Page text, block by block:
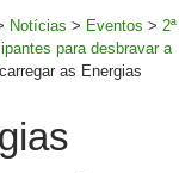
Notícias > Eventos > 2ª
para desbravar a
as Energias